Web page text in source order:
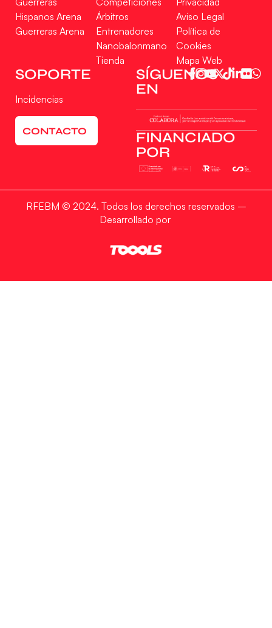
Hispanos Arena
Guerreras Arena
Árbitros
Entrenadores
Nanobalonmano
Tienda
Aviso Legal
Política de
Cookies
Mapa Web
SOPORTE
Incidencias
CONTACTO
SÍGUENOS
EN
FINANCIADO
POR
RFEBM © 2024. Todos los derechos reservados –
Desarrollado por